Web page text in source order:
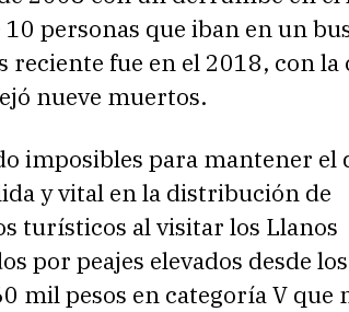
personas que iban en un
fue en el 2018, con la
nueve muertos.
imposibles para mantener el
y vital en la distribución de
turísticos al visitar los Llanos
por peajes elevados desde
mil pesos en categoría V que